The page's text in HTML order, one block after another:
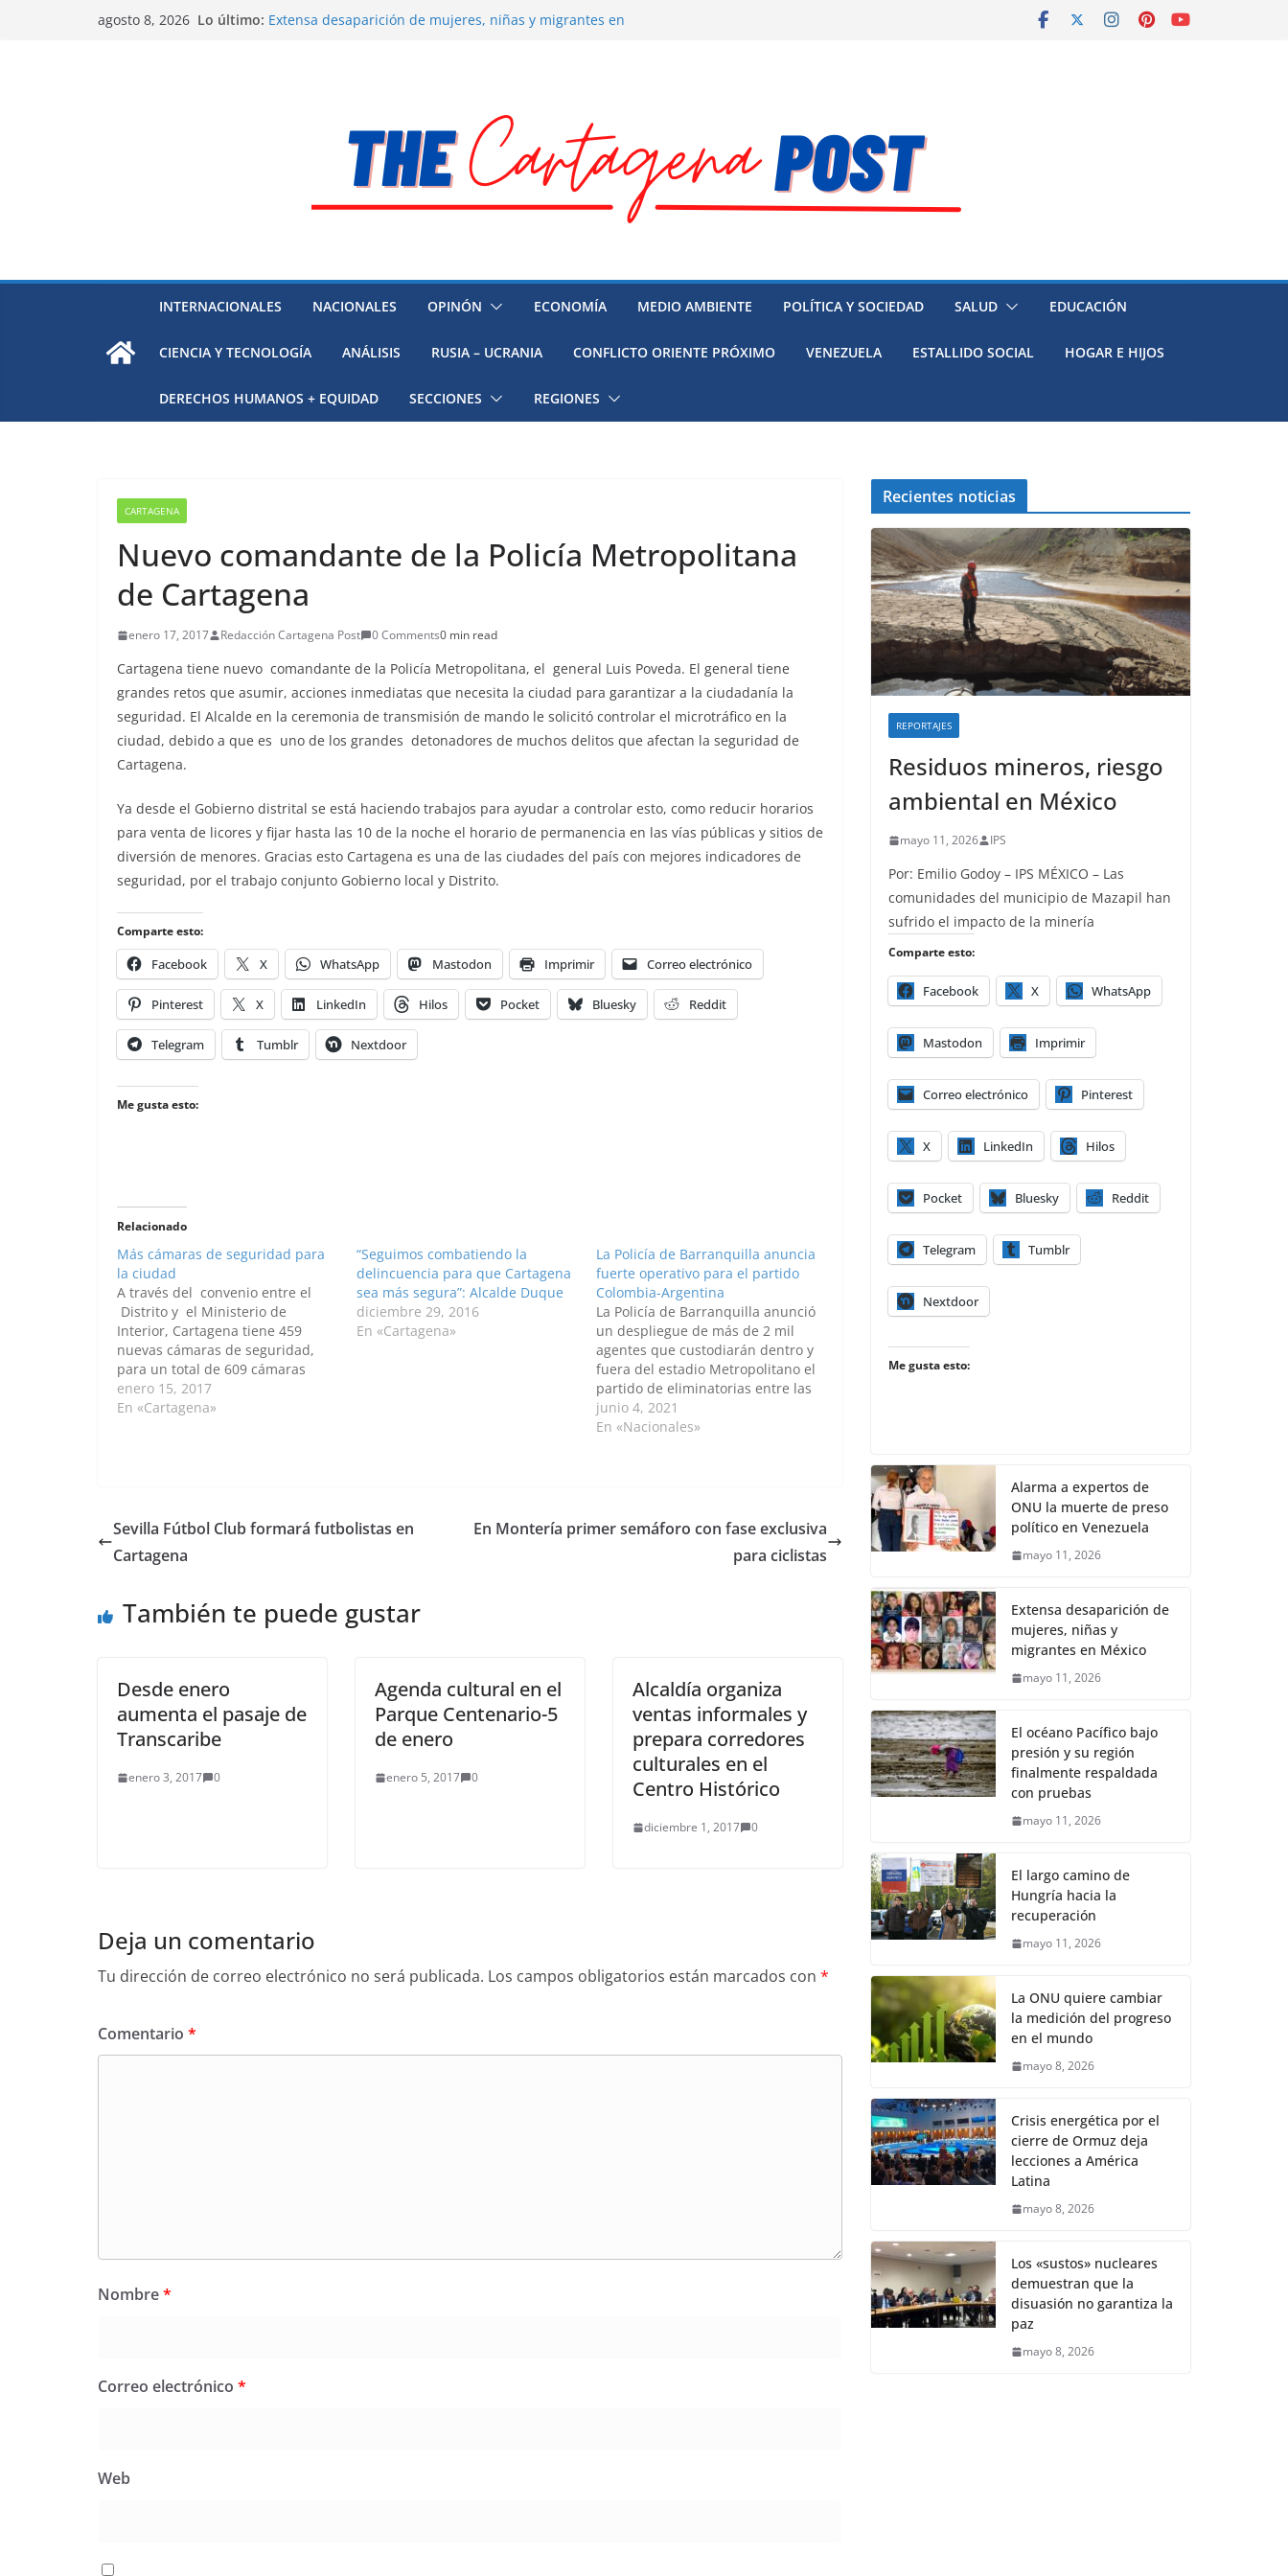
agosto 8, 2026 Lo último: Extensa desaparición de mujeres, niñas y migrantes en
Residuos mineros, riesgo ambiental en México
Alarma a expertos de ONU la muerte de preso político en
INTERNACIONALES NACIONALES OPINÓN ECONOMÍA MEDIO AMBIENTE POLÍTICA Y SOCIEDAD SALUD EDUCACIÓN
CIENCIA Y TECNOLOGÍA ANÁLISIS RUSIA – UCRANIA CONFLICTO ORIENTE PRÓXIMO VENEZUELA ESTALLIDO SOCIAL HOGAR E HIJOS
DERECHOS HUMANOS + EQUIDAD SECCIONES REGIONES
CARTAGENA
Nuevo comandante de la Policía Metropolitana
de Cartagena
enero 17, 2017 Redacción Cartagena Post 0 Comments0 min read
Cartagena tiene nuevo comandante de la Policía Metropolitana, el general Luis Poveda. El general tiene
grandes retos que asumir, acciones inmediatas que necesita la ciudad para garantizar a la ciudadanía la
seguridad. El Alcalde en la ceremonia de transmisión de mando le solicitó controlar el microtráfico en la
ciudad, debido a que es uno de los grandes detonadores de muchos delitos que afectan la seguridad de
Cartagena.
Ya desde el Gobierno distrital se está haciendo trabajos para ayudar a controlar esto, como reducir horarios
para venta de licores y fijar hasta las 10 de la noche el horario de permanencia en las vías públicas y sitios de
diversión de menores. Gracias esto Cartagena es una de las ciudades del país con mejores indicadores de
seguridad, por el trabajo conjunto Gobierno local y Distrito.
Comparte esto:
Facebook X WhatsApp Mastodon Imprimir Correo electrónico
Pinterest X LinkedIn Hilos Pocket Bluesky Reddit
Telegram Tumblr Nextdoor
Me gusta esto:
Relacionado
Más cámaras de seguridad para
la ciudad
A través del convenio entre el
Distrito y el Ministerio de
Interior, Cartagena tiene 459
nuevas cámaras de seguridad,
para un total de 609 cámaras
distribuidas alrededor de toda la
ciudad. Este proyecto tuvo una
enero 15, 2017
En «Cartagena»
“Seguimos combatiendo la
delincuencia para que Cartagena
sea más segura”: Alcalde Duque
diciembre 29, 2016
En «Cartagena»
La Policía de Barranquilla anuncia
fuerte operativo para el partido
Colombia-Argentina
La Policía de Barranquilla anunció
un despliegue de más de 2 mil
agentes que custodiarán dentro y
fuera del estadio Metropolitano el
partido de eliminatorias entre las
selecciones de Colombia y
Argentina, que se disputará el
junio 4, 2021
En «Nacionales»
Sevilla Fútbol Club formará futbolistas en
Cartagena
En Montería primer semáforo con fase exclusiva
para ciclistas
También te puede gustar
Desde enero
aumenta el pasaje de
Transcaribe
enero 3, 2017 0
Agenda cultural en el
Parque Centenario-5
de enero
enero 5, 2017 0
Alcaldía organiza
ventas informales y
prepara corredores
culturales en el
Centro Histórico
diciembre 1, 2017 0
Deja un comentario
Tu dirección de correo electrónico no será publicada. Los campos obligatorios están marcados con *
Comentario *
Nombre*
Correo electrónico *
Web
Recientes noticias
REPORTAJES
Residuos mineros, riesgo
ambiental en México
mayo 11, 2026 IPS
Por: Emilio Godoy – IPS MÉXICO – Las
comunidades del municipio de Mazapil han
sufrido el impacto de la minería
Comparte esto:
Facebook X WhatsApp
Mastodon Imprimir
Correo electrónico Pinterest
X LinkedIn Hilos
Pocket Bluesky Reddit
Telegram Tumblr
Nextdoor
Me gusta esto:
Alarma a expertos de
ONU la muerte de preso
político en Venezuela
mayo 11, 2026
Extensa desaparición de
mujeres, niñas y
migrantes en México
mayo 11, 2026
El océano Pacífico bajo
presión y su región
finalmente respaldada
con pruebas
mayo 11, 2026
El largo camino de
Hungría hacia la
recuperación
mayo 11, 2026
La ONU quiere cambiar
la medición del progreso
en el mundo
mayo 8, 2026
Crisis energética por el
cierre de Ormuz deja
lecciones a América
Latina
mayo 8, 2026
Los «sustos» nucleares
demuestran que la
disuasión no garantiza la
paz
mayo 8, 2026